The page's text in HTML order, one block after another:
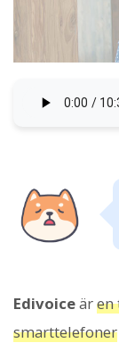
Edivoiceären
smarttelefoner